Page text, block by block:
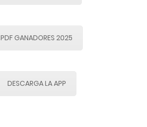
PDF GANADORES 2025
DESCARGA LA APP